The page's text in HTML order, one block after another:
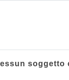
soggetto